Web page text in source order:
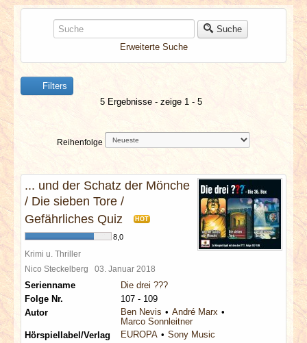
NEUESTE ARTIKEL
NEWS & DATES
BERICHTE
VERLOSUNGEN
SPECIALS
REDAKTION
LINKS
ARCHIV
Suche
Erweiterte Suche
Filters
5 Ergebnisse - zeige 1 - 5
Reihenfolge
... und der Schatz der Mönche
/ Die sieben Tore /
Gefährliches Quiz
HOT
8,0
Krimi u. Thriller
Nico Steckelberg 03. Januar 2018
Serienname
Die drei ???
Folge Nr.
107 - 109
Autor
Ben Nevis
André Marx
Marco Sonnleitner
Hörspiellabel/Verlag
EUROPA
Sony Music